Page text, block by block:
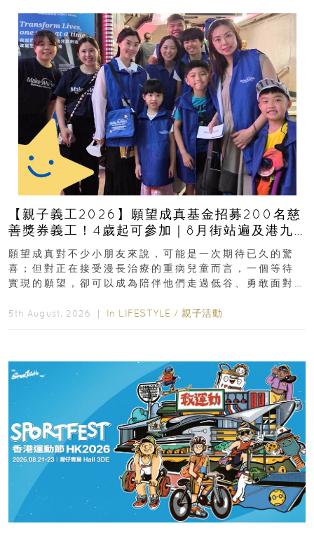
【親子義工2026】願望成真基金招募200名慈
善獎券義工！4歲起可參加｜8月街站遍及港九
新界
願望成真對不少小朋友來說，可能是一次期待已久的驚
喜；但對正在接受漫長治療的重病兒童而言，一個等待
實現的願望，卻可以成為陪伴他們走過低谷、勇敢面對
5th August, 2026 ｜ In LIFESTYLE / 親子活動